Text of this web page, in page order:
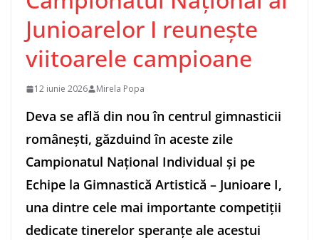
Junioarelor I reunește
viitoarele campioane
12 iunie 2026 Mirela Popa
Deva se află din nou în centrul gimnasticii
românești, găzduind în aceste zile
Campionatul Național Individual și pe
Echipe la Gimnastică Artistică – Junioare I,
una dintre cele mai importante competiții
dedicate tinerelor speranțe ale acestui